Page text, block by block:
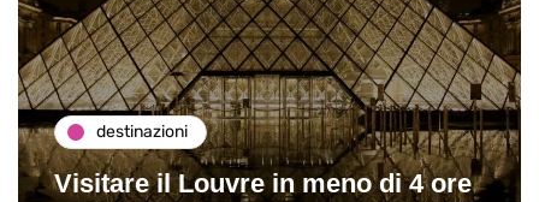
destinazioni
Visitare il Louvre in meno di 4 ore